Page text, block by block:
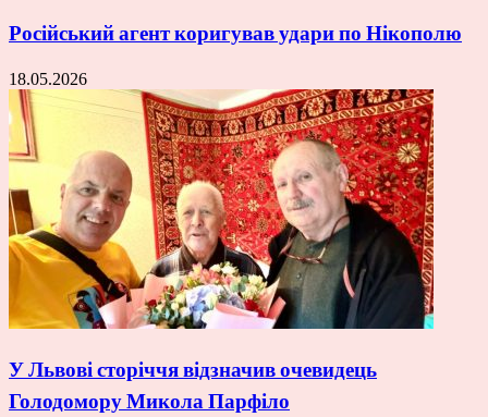
Російський агент коригував удари по Нікополю
18.05.2026
У Львові сторіччя відзначив очевидець
Голодомору Микола Парфіло